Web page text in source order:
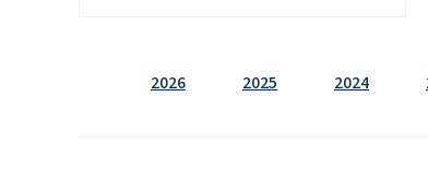
2026 2025 2024